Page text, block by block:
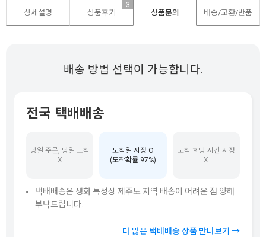
상세설명 상품후기
3
상품문의 배송/교환/반품
배송 방법 선택이 가능합니다.
전국 택배배송
당일 주문, 당일 도착
X
도착일 지정 O
(도착확률 97%)
도착 희망 시간 지정
X
택배배송은 생화 특성상 제주도 지역 배송이 어려운 점 양해
부탁드립니다.
더 많은 택배배송 상품 만나보기 →